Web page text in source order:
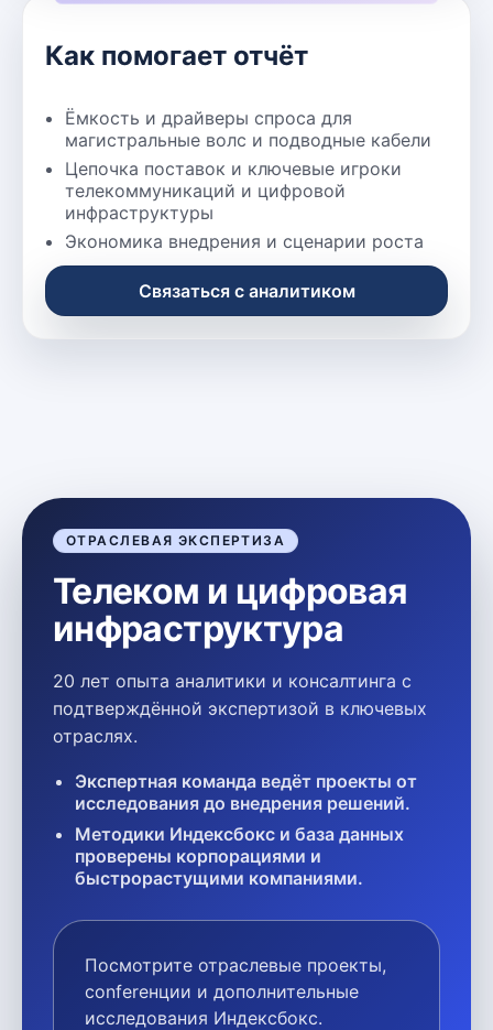
Как помогает отчёт
Ёмкость и драйверы спроса для
магистральные волс и подводные кабели
Цепочка поставок и ключевые игроки
телекоммуникаций и цифровой
инфраструктуры
Экономика внедрения и сценарии роста
Связаться с аналитиком
ОТРАСЛЕВАЯ ЭКСПЕРТИЗА
Телеком и цифровая
инфраструктура
20 лет опыта аналитики и консалтинга с
подтверждённой экспертизой в ключевых
отраслях.
Экспертная команда ведёт проекты от
исследования до внедрения решений.
Методики Индексбокс и база данных
проверены корпорациями и
быстрорастущими компаниями.
Посмотрите отраслевые проекты,
conferенции и дополнительные
исследования Индексбокс.